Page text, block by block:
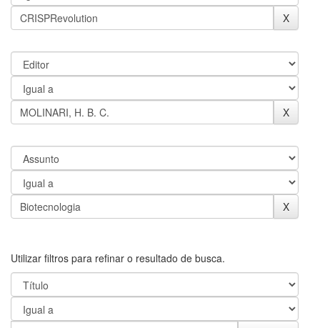
Utilizar filtros para refinar o resultado de busca.